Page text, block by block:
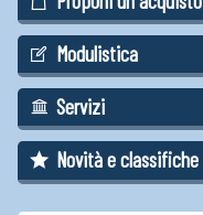
Modulistica
Servizi
Novità e classifiche